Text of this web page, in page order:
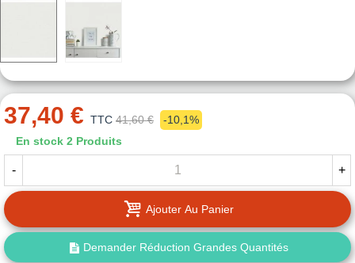
37,40 € TTC 41,60 €
-10,1%
En stock 2 Produits
- +
Ajouter Au Panier
Demander Réduction Grandes Quantités